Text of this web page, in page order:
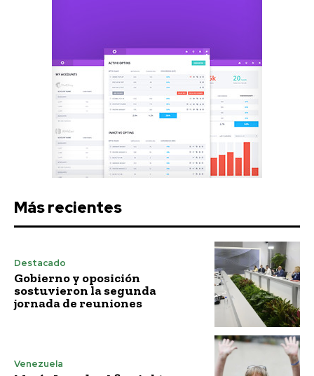
Más recientes
Destacado
Gobierno y oposición
sostuvieron la segunda
jornada de reuniones
Venezuela